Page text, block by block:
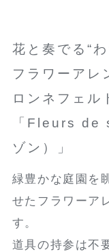
花と奏でる“
フラワーアレ
ロンネフェル
「Fleurs de
ゾン）」
緑豊かな庭園を
せたフラワーア
す。
道具の持参は不